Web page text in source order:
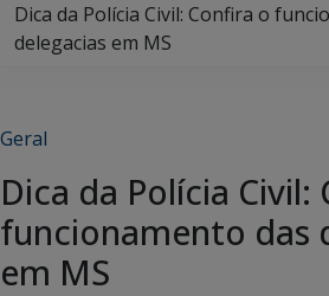
Dica da Polícia Civil: Confira o
delegacias em MS
Geral
Dica da Polícia Civil:
funcionamento das
em MS